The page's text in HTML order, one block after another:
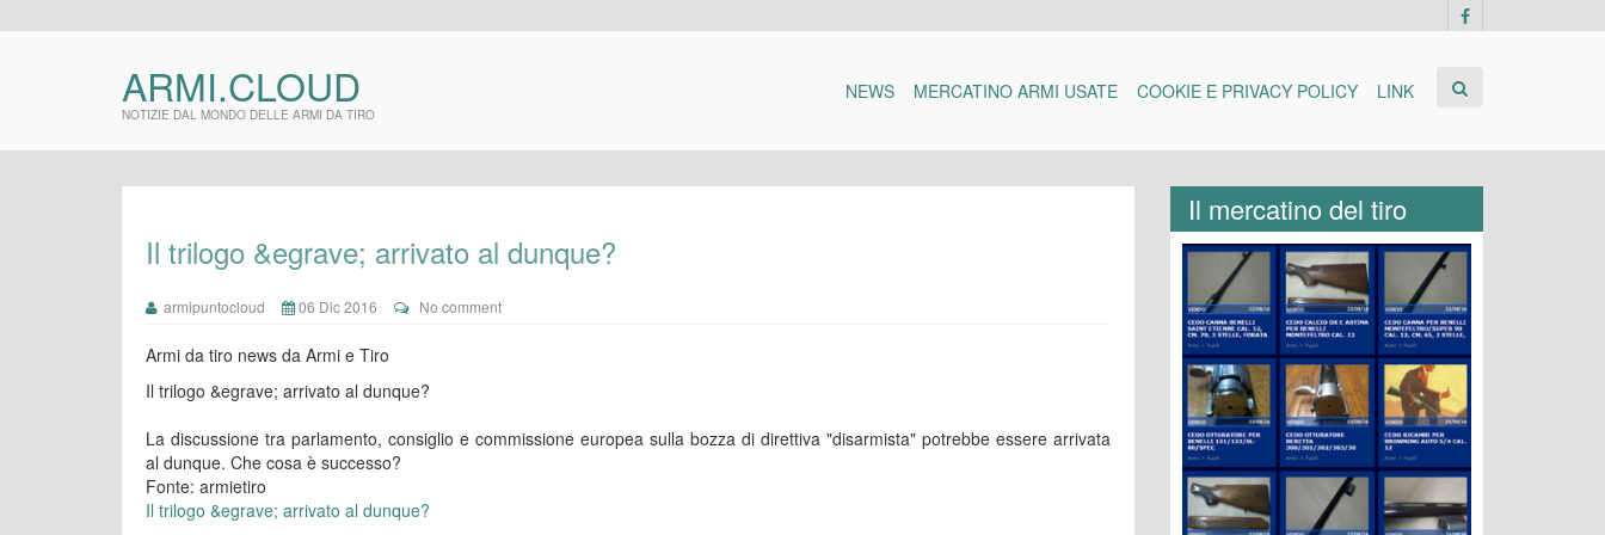
ARMI.CLOUD
NOTIZIE DAL MONDO DELLE ARMI DA TIRO
NEWS MERCATINO ARMI USATE COOKIE E PRIVACY POLICY LINK
Il trilogo &egrave; arrivato al dunque?
armipuntocloud 06 Dic 2016 No comment
Armi da tiro news da Armi e Tiro
Il trilogo &egrave; arrivato al dunque?
La discussione tra parlamento, consiglio e commissione europea sulla bozza di direttiva "disarmista" potrebbe essere arrivata
al dunque. Che cosa è successo?
Fonte: armietiro
Il trilogo &egrave; arrivato al dunque?
Il mercatino del tiro